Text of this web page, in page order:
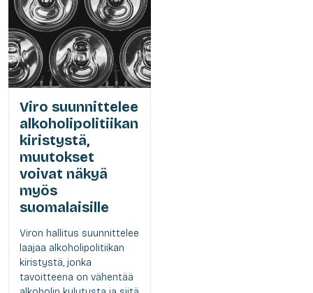
Viro suunnittelee
alkoholipolitiikan
kiristystä,
muutokset
voivat näkyä
myös
suomalaisille
Viron hallitus suunnittelee
laajaa alkoholipolitiikan
kiristystä, jonka
tavoitteena on vähentää